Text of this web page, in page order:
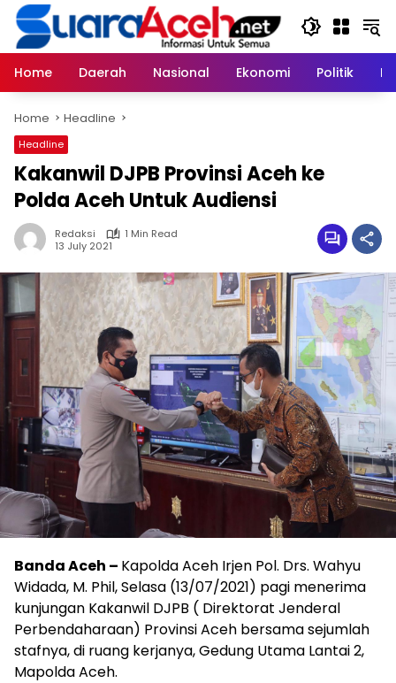
Skip
content
Home
Daerah Nasional Ekonomi Politik
Home Headline
Headline
Kakanwil DJPB Provinsi Aceh ke
Polda Aceh Untuk Audiensi
Redaksi
1 Min Read
13 July 2021
Banda Aceh – Kapolda Aceh Irjen Pol. Drs. Wahyu
Widada, M. Phil, Selasa (13/07/2021) pagi menerima
kunjungan Kakanwil DJPB ( Direktorat Jenderal
Perbendaharaan) Provinsi Aceh bersama sejumlah
stafnya, di ruang kerjanya, Gedung Utama Lantai 2,
Mapolda Aceh.